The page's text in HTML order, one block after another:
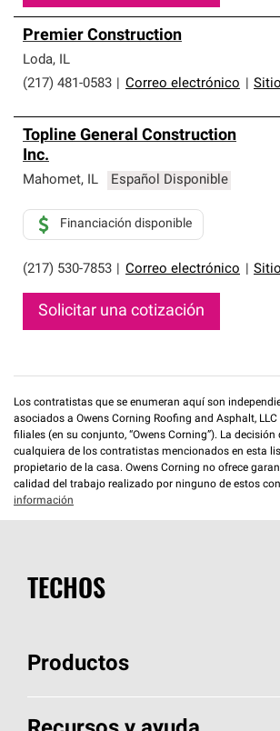
Premier Construction
Loda, IL
(217) 481-0583
Correo electrónico
Topline General Construction
Inc.
Mahomet, IL Español Disponible
(217) 530-7853 Correo electrónico
Financiación disponible
Solicitar una cotización
Los contratistas que se enumeran aquí son
asociados a Owens Corning Roofing and Asphalt,
filiales (en su conjunto, “Owens Corning”). La decisión
cualquiera de los contratistas mencionados en esta
propietario de la casa. Owens Corning no ofrece
calidad del trabajo realizado por ninguno de estos
información
TECHOS
Productos
Elija sus tejas